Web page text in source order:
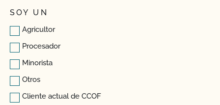
SOY UN
Agricultor
Procesador
Minorista
Otros
Cliente actual de CCOF